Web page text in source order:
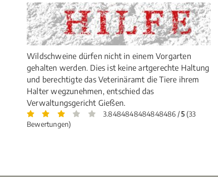
Wildschweine dürfen nicht in einem Vorgarten
gehalten werden. Dies ist keine artgerechte Haltung
und berechtigte das Veterinäramt die Tiere ihrem
Halter wegzunehmen, entschied das
Verwaltungsgericht Gießen.
3.8484848484848486 /5(33
Bewertungen)